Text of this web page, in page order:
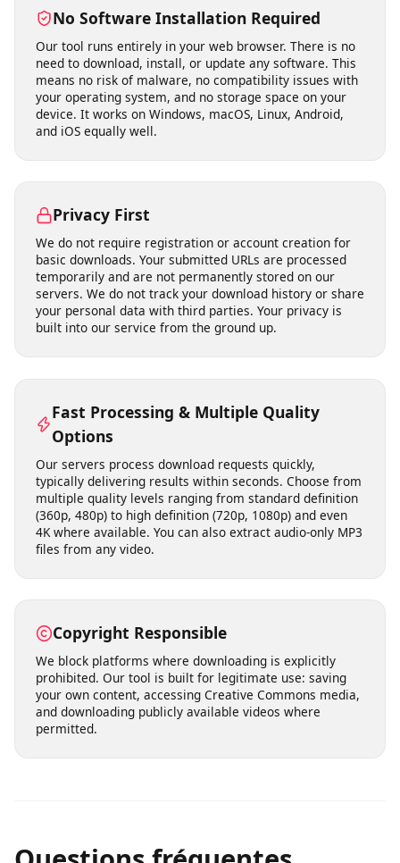
social platforms and media sites - ideal for saving your
own posts, archiving public announcements,
downloading Creative Commons content, and accessing
open-license media you have the right to use.
Our tool runs entirely in your web browser. There is no
means no risk of malware, no compatibility issues with
your operating system, and no storage space on your
device. It works on Windows, macOS, Linux, Android,
and iOS equally well.
Privacy First
We do not require registration or account creation for
basic downloads. Your submitted URLs are processed
temporarily and are not permanently stored on our
servers. We do not track your download history or share
built into our service from the ground up.
Fast Processing & Multiple Quality
Options
typically delivering results within seconds. Choose from
multiple quality levels ranging from standard definition
(360p, 480p) to high definition (720p, 1080p) and even
4K where available. You can also extract audio-only MP3
files from any video.
your own content, accessing Creative Commons media,